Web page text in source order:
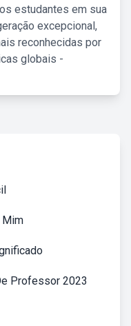
estudantes em sua
excepcional,
reconhecidas por
globais -
Mim
Professor 2023